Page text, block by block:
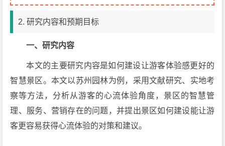
2. 研究内容和预期目标
一、研究内容
本文的主要研究内容是如何建设让游客体验感更好的
智慧景区。本文以苏州园林为例，采用文献研究、实地考
察等方法，分析从游客的心流体验角度，景区的智慧管
理、服务、营销存在的问题，并提出景区如何建设能让游
客更容易获得心流体验的对策和建议。